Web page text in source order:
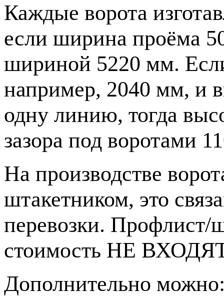
Каждые ворота
если ширина проёма
шириной 5220 мм.
например, 2040 мм, и
одну линию, тогда
зазора под воротами
На производстве
штакетником, это
перевозки. Профлист/
стоимость НЕ
Дополнительно